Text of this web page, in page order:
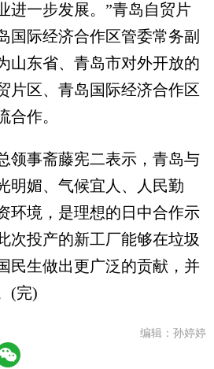
进一步发展。”青岛自贸片
国际经济合作区管委常务副
山东省、青岛市对外开放的
片区、青岛国际经济合作区
合作。
事斋藤宪二表示，青岛与
明媚、气候宜人、人民勤
环境，是理想的日中合作示
次投产的新工厂能够在垃圾
民生做出更广泛的贡献，并
(完)
编辑：孙婷婷